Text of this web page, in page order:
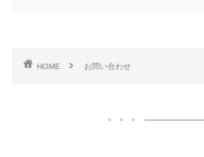
HOME お問い合わせ